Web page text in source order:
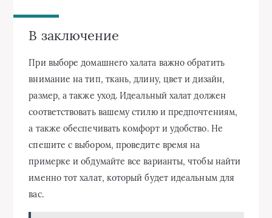
В заключение
При выборе домашнего халата важно обратить
внимание на тип, ткань, длину, цвет и дизайн,
размер, а также уход. Идеальный халат должен
соответствовать вашему стилю и предпочтениям,
а также обеспечивать комфорт и удобство. Не
спешите с выбором, проведите время на
примерке и обдумайте все варианты, чтобы найти
именно тот халат, который будет идеальным для
вас.